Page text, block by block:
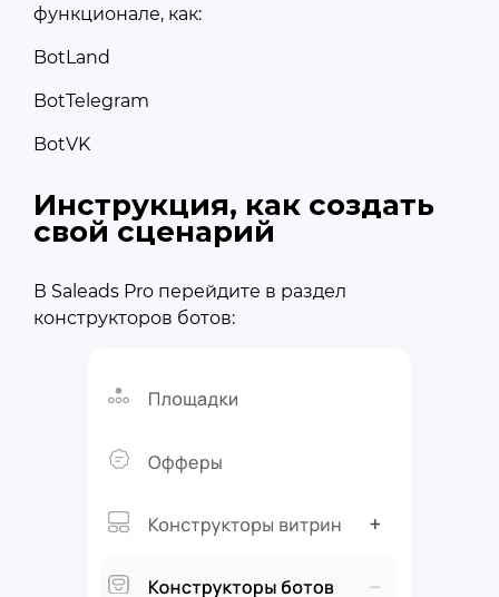
функционале, как:
BotLand
BotTelegram
BotVK
Инструкция, как создать
свой сценарий
В Saleads Pro перейдите в раздел
конструкторов ботов: